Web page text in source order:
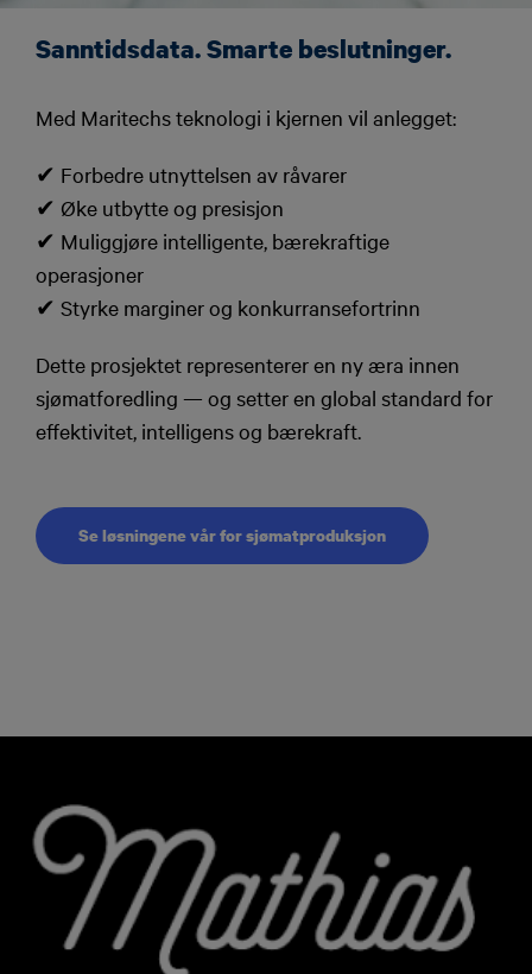
Sanntidsdata. Smarte beslutninger.
Med Maritechs teknologi i kjernen vil anlegget:
✔ Forbedre utnyttelsen av råvarer
✔ Øke utbytte og presisjon
✔ Muliggjøre intelligente, bærekraftige
operasjoner
✔ Styrke marginer og konkurransefortrinn
Dette prosjektet representerer en ny æra innen
sjømatforedling — og setter en global standard for
effektivitet, intelligens og bærekraft.
Se løsningene vår for sjømatproduksjon